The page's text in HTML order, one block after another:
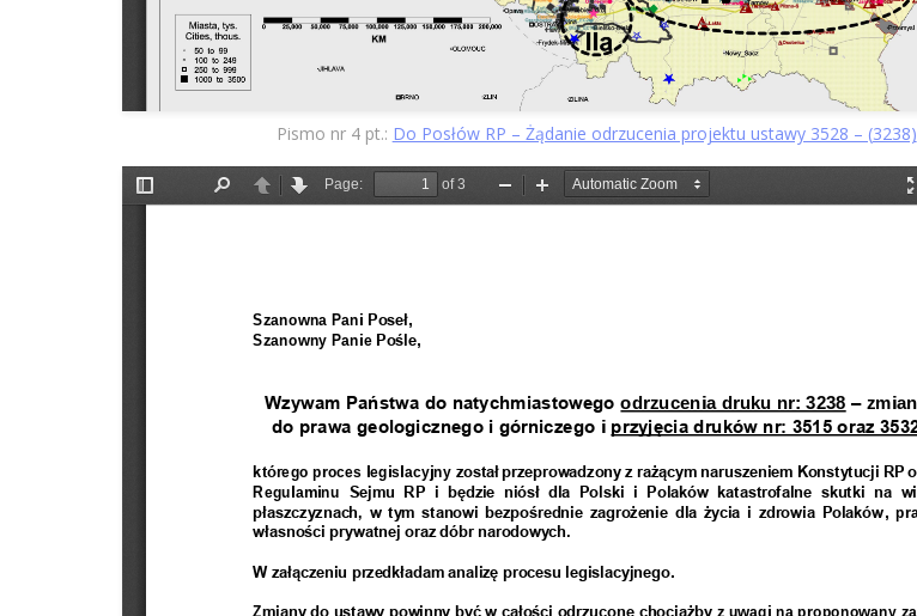
Pismo nr 4 pt.: Do Posłów RP – Żądanie odrzucenia projektu ustawy 3528 – (3238)